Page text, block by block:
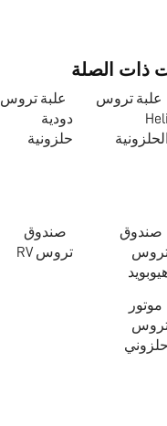
ذات الصلة
علبة تروس
Heli
الحلزونية
علبة تروس
دودية
حلزونية
صندوق
صندوق
تروس RV
موتور
حلزوني